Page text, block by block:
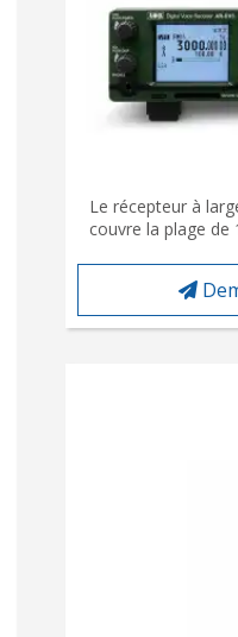
Le récepteur à
couvre la plage de